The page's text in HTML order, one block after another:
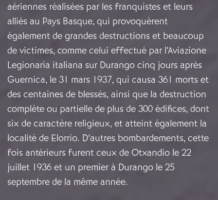
aériennes réalisées par les franquistes et leurs
alliés au Pays Basque, qui provoquèrent
également de grandes destructions et beaucoup
de victimes, comme celui effectué par l’Aviazione
Legionaria italiana sur Durango cinq jours après
Guernica, le 31 mars 1937, qui causa 361 morts et
des centaines de blessés, ainsi que la destruction
complète ou partielle de plus de 300 édifices, dont
six de caractère religieux, et atteint également la
localité de Elorrio. D’autres bombardements, cette
fois antérieurs furent ceux de Otxandio le 22
juillet 1936 et un premier à Durango le 25
septembre de la même année.